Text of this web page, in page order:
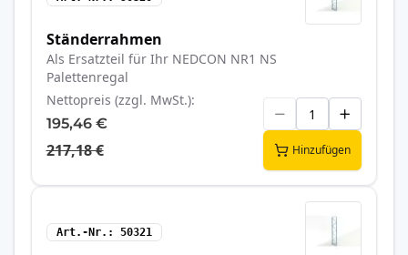
Ständerrahmen
Als Ersatzteil für Ihr NEDCON NR1 NS
Palettenregal
Nettopreis (zzgl. MwSt.)
195,46 €
217,18 € Hinzufügen
Art.-Nr. 50321